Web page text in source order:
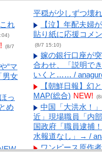
れ
(8/7
“マ
男女
っ
め
平穏が少しずつ壊
【泣】年配夫婦
貼り紙に応援コメ
(8/7 15:10)
嫁の銀行口座が
合わせ、「説明で
いくと…… /
【朝鮮日報】幻
MAP(総合) NEW!
中国「大洪水！
近」現場職員「内
国政府「職員逮捕
水報道なし」→ /
ワンピース原作